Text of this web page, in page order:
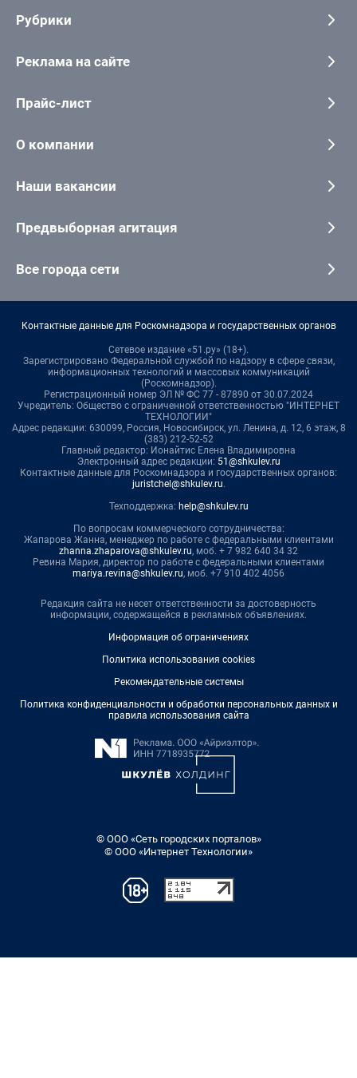
Рубрики
Реклама на сайте
Прайс-лист
О компании
Наши вакансии
Предвыборная агитация
Все города сети
Контактные данные для Роскомнадзора и государственных органов
Сетевое издание «51.ру» (18+).
Зарегистрировано Федеральной службой по надзору в сфере связи,
информационных технологий и массовых коммуникаций
(Роскомнадзор).
Регистрационный номер ЭЛ № ФС 77 - 87890 от 30.07.2024
Учредитель: Общество с ограниченной ответственностью "ИНТЕРНЕТ
ТЕХНОЛОГИИ"
Адрес редакции: 630099, Россия, Новосибирск, ул. Ленина, д. 12, 6 этаж, 8
(383) 212-52-52
Главный редактор: Ионайтис Елена Владимировна
Электронный адрес редакции: 51@shkulev.ru
Контактные данные для Роскомнадзора и государственных органов:
juristchel@shkulev.ru.
Техподдержка: help@shkulev.ru
По вопросам коммерческого сотрудничества:
Жапарова Жанна, менеджер по работе с федеральными клиентами
zhanna.zhaparova@shkulev.ru, моб. + 7 982 640 34 32
Ревина Мария, директор по работе с федеральными клиентами
mariya.revina@shkulev.ru, моб. +7 910 402 4056
Редакция сайта не несет ответственности за достоверность
информации, содержащейся в рекламных объявлениях.
Информация об ограничениях
Политика использования cookies
Рекомендательные системы
Политика конфиденциальности и обработки персональных данных и
правила использования сайта
© ООО «Сеть городских порталов»
© ООО «Интернет Технологии»